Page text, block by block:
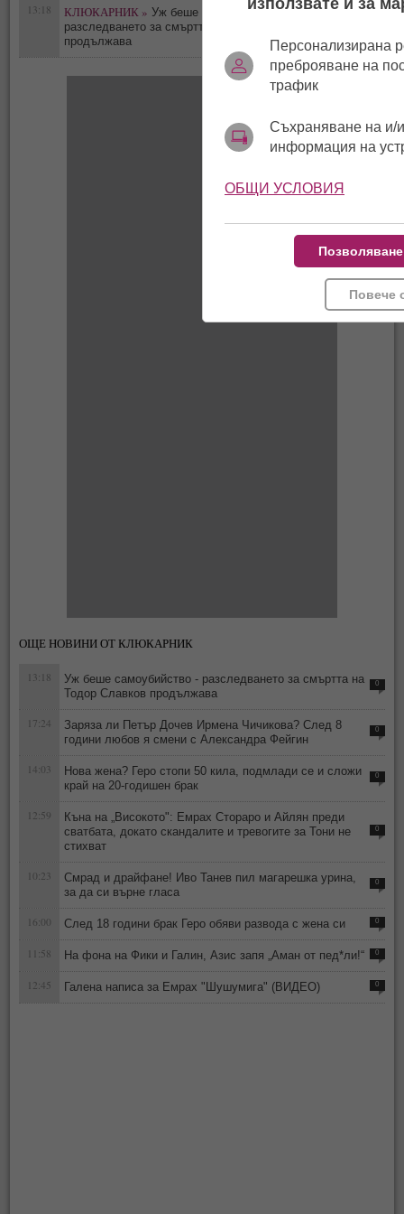
13:18 КЛЮКАРНИК » Уж беше самоубийство -
разследването за смъртта на Тодор Славков
продължава
ОЩЕ НОВИНИ ОТ КЛЮКАРНИК
13:18
Уж беше самоубийство - разследването за смъртта на
Тодор Славков продължава
0
17:24
Заряза ли Петър Дочев Ирмена Чичикова? След 8
години любов я смени с Александра Фейгин
0
14:03
Нова жена? Геро стопи 50 кила, подмлади се и сложи
край на 20-годишен брак
0
12:59
Къна на „Високото": Емрах Стораро и Айлян преди
сватбата, докато скандалите и тревогите за Тони не
стихват
0
10:23
Смрад и драйфане! Иво Танев пил магарешка урина,
за да си върне гласа
0
16:00 След 18 години брак Геро обяви развода с жена си 0
11:58 На фона на Фики и Галин, Азис запя „Аман от пед*ли!“ 0
12:45 Галена написа за Емрах "Шушумига" (ВИДЕО) 0
Персонализирана
преброяване на
трафик
Съхраняване на и/
информация на
ОБЩИ УСЛОВИЯ
Повече